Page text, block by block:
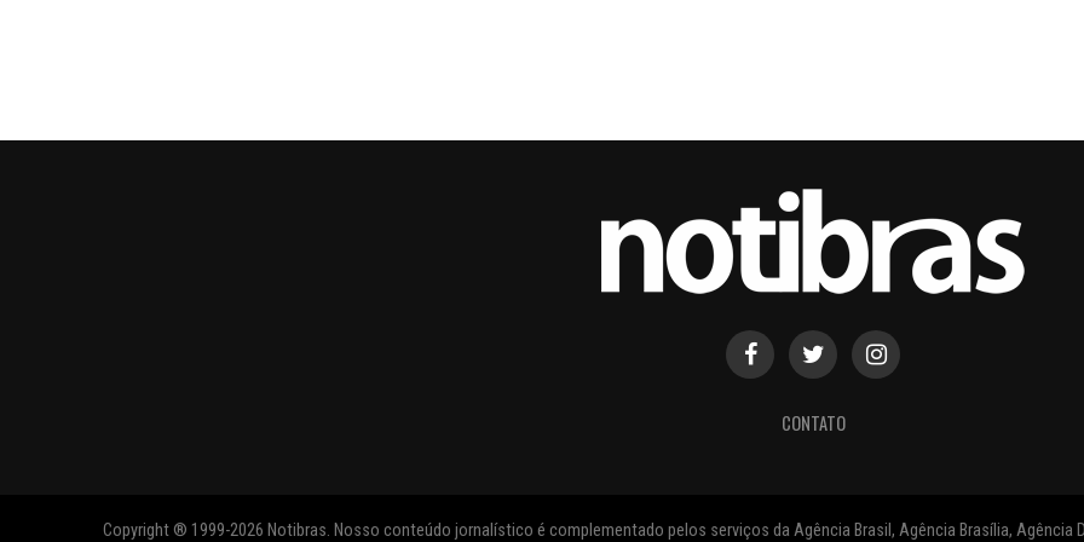
CONTATO
Copyright ® 1999-2026 Notibras. Nosso conteúdo jornalístico é complementado pelos serviços da Agência Brasil, Agência Brasília, Agência